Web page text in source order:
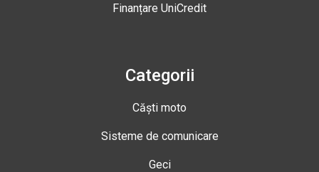
Finanțare UniCredit
Categorii
Căști moto
Sisteme de comunicare
Geci